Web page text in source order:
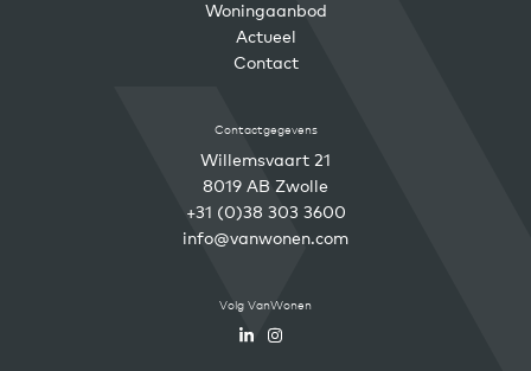
Woningaanbod
Actueel
Contact
Contactgegevens
Willemsvaart 21
8019 AB Zwolle
+31 (0)38 303 3600
info@vanwonen.com
Volg VanWonen